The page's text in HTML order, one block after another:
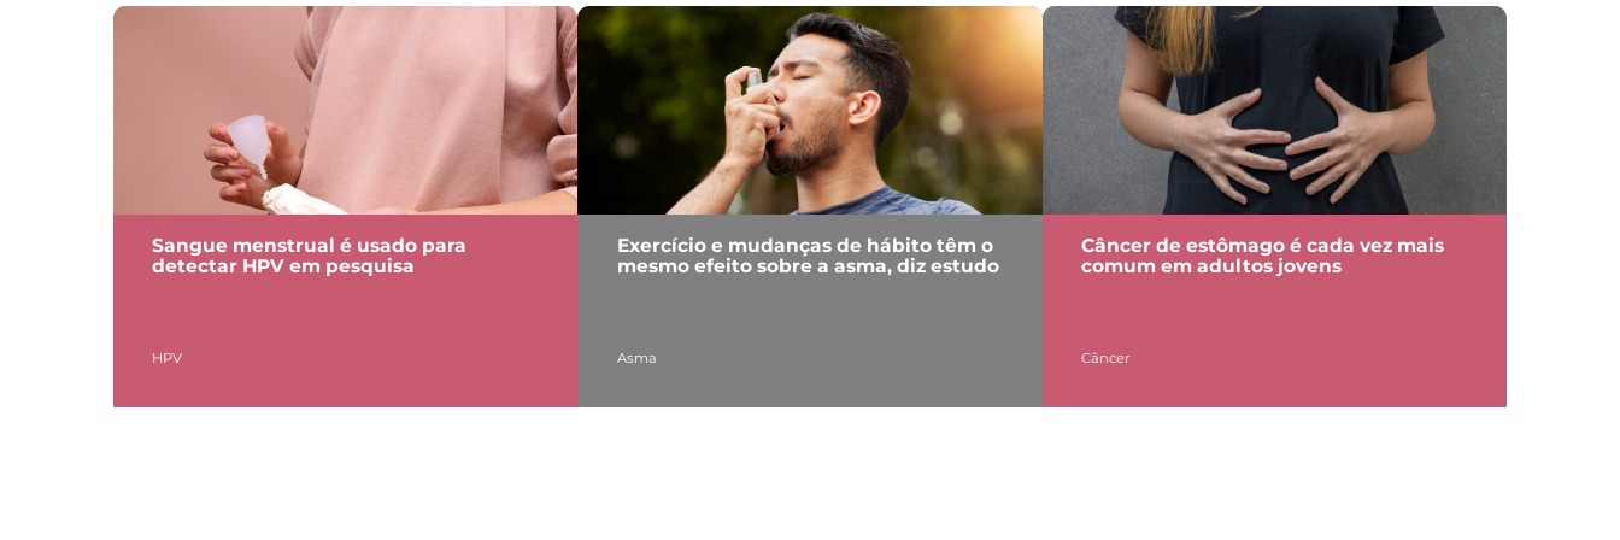
Sangue menstrual é usado para
detectar HPV em pesquisa
HPV
Exercício e mudanças de hábito têm o
mesmo efeito sobre a asma, diz estudo
Asma
Câncer de estômago é cada vez mais
comum em adultos jovens
Câncer